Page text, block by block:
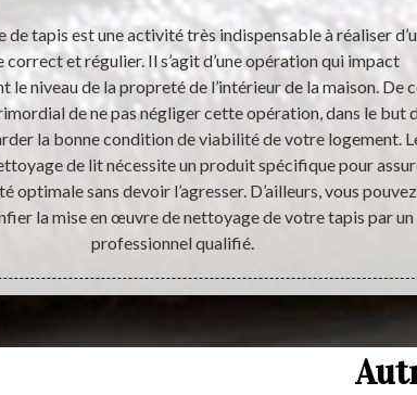
de tapis est une activité très indispensable à réaliser
correct et régulier. Il s’agit d’une opération qui impact
le niveau de la propreté de l’intérieur de la maison. De
de ne pas négliger cette opération, dans le but
la bonne condition de viabilité de votre logement.
de lit nécessite un produit spécifique pour
optimale sans devoir l’agresser. D’ailleurs, vous pouvez
la mise en œuvre de nettoyage de votre tapis par un
professionnel qualifié.